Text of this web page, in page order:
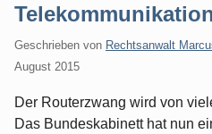
Geschrieben von Rechtsanwalt
August 2015
Der Routerzwang wird von
Das Bundeskabinett hat nun